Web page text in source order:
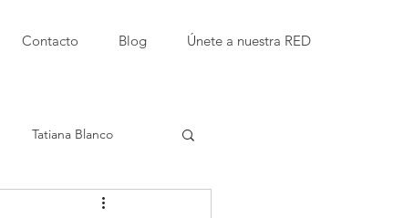
Contacto Blog Únete a nuestra RED
Tatiana Blanco
Etty Kaufmann Kappari